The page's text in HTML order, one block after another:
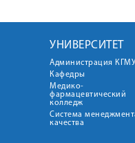
УНИВЕРСИТЕТ
Администрация КГМУ
Кафедры
Медико-
фармацевтический
колледж
Система
качества